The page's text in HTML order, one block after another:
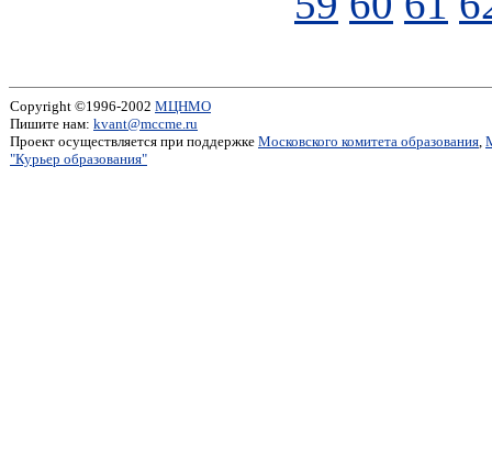
Copyright ©1996-2002 МЦНМО
Пишите нам: kvant@mccme.ru
Проект осуществляется при поддержке Московского комитета образования,
"Курьер образования"